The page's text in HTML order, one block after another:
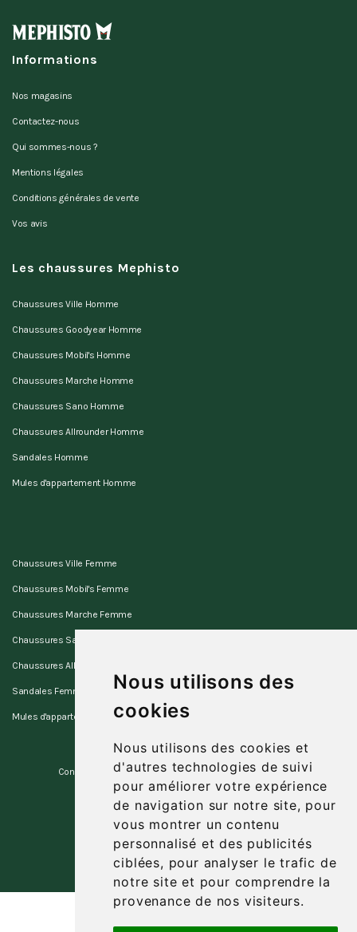
Nous utilisons des
cookies
Nous utilisons des cookies et
d'autres technologies de suivi
pour améliorer votre expérience
de navigation sur notre site, pour
vous montrer un contenu
personnalisé et des publicités
ciblées, pour analyser le trafic de
notre site et pour comprendre la
provenance de nos visiteurs.
Informations
Nos magasins
Contactez-nous
Qui sommes-nous ?
Mentions légales
Conditions générales de vente
Vos avis
Les chaussures Mephisto
Chaussures Ville Homme
Chaussures Goodyear Homme
Chaussures Mobil's Homme
Chaussures Marche Homme
Chaussures Sano Homme
Chaussures Allrounder Homme
Sandales Homme
Mules d'appartement Homme
Chaussures Ville Femme
Chaussures Mobil's Femme
Chaussures Marche Femme
Chaussures Sano Femme
Chaussures Allrounder Femme
Sandales Femme
Mules d'appartement Femme
Contact Favoris Plan du site